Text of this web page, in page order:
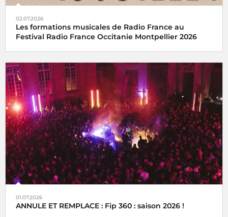
02.07.2026
Les formations musicales de Radio France au
Festival Radio France Occitanie Montpellier 2026
01.07.2026
ANNULE ET REMPLACE : Fip 360 : saison 2026 !